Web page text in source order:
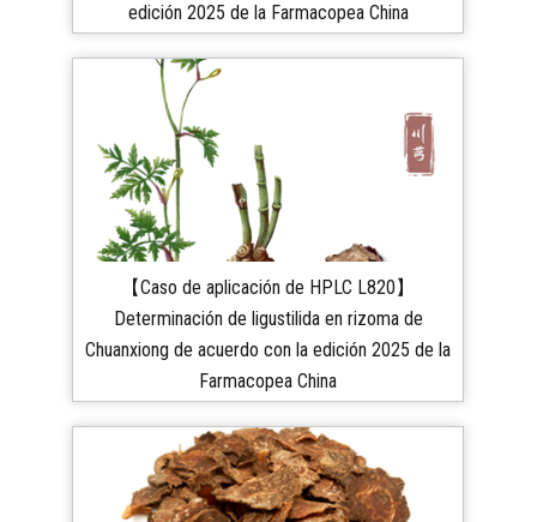
edición 2025 de la Farmacopea China
【Caso de aplicación de HPLC L820】
Determinación de ligustilida en rizoma de
Chuanxiong de acuerdo con la edición 2025 de la
Farmacopea China